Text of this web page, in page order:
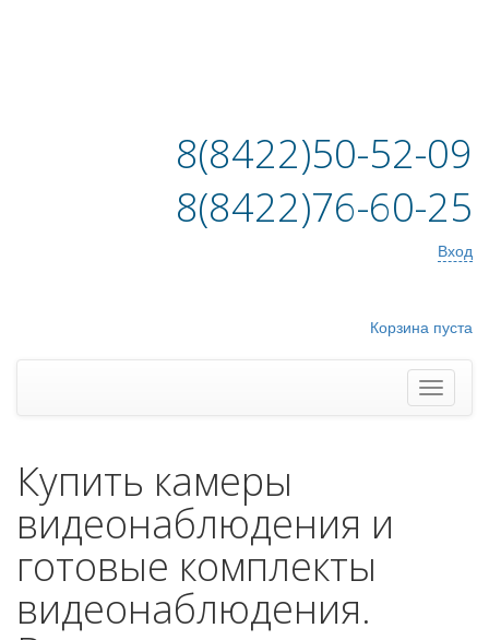
8(8422)50-52-09
8(8422)76-60-25
Вход
Корзина пуста
Купить камеры
видеонаблюдения и
готовые комплекты
видеонаблюдения.